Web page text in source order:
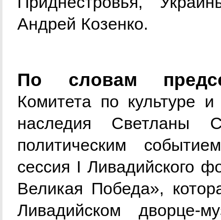
Андрей Козенко.
По словам
Комитета по культуре
наследия Светланы
политическим
сессия I Ливадийского
Великая Победа»,
Ливадийском дворце-